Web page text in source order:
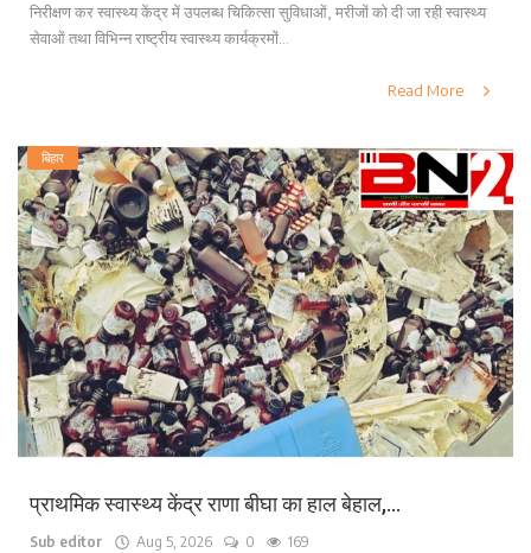
निरीक्षण कर स्वास्थ्य केंद्र में उपलब्ध चिकित्सा सुविधाओं, मरीजों को दी जा रही स्वास्थ्य
सेवाओं तथा विभिन्न राष्ट्रीय स्वास्थ्य कार्यक्रमों...
Read More
बिहार
प्राथमिक स्वास्थ्य केंद्र राणा बीघा का हाल बेहाल,...
Sub editor Aug 5, 2026 0 169